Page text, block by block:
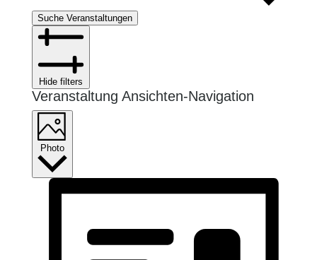
Suche Veranstaltungen
Hide filters
Veranstaltung Ansichten-Navigation
Photo